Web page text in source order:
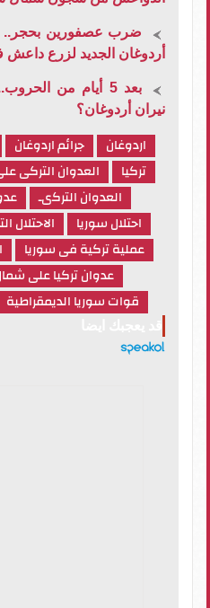
ضرب عصفورين بحجر..
أردوغان الجديد لزرع
بعد 5 أيام من
نيران أردوغان؟
اردوغان جرائم اردوغان
تركيا
العدوان التركى
العدوان التركىـ
احتلال سوريا
الاحتلال
عملية تركية فى سوريا
عدوان تركيا على
قوات سوريا الديمقراطية